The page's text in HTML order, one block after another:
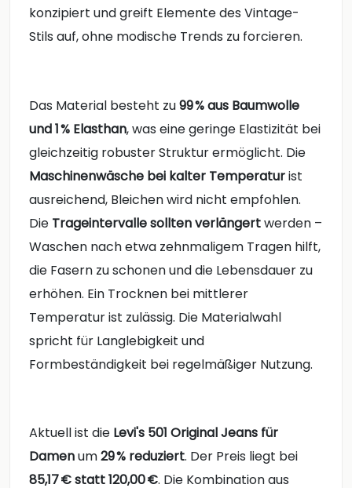
konzipiert und greift Elemente des Vintage-
Stils auf, ohne modische Trends zu forcieren.
Das Material besteht zu99 % aus Baumwolle
und 1 % Elasthan, was eine geringe Elastizität bei
gleichzeitig robuster Struktur ermöglicht. Die
Maschinenwäsche bei kalter Temperaturist
ausreichend, Bleichen wird nicht empfohlen.
Die Trageintervalle sollten verlängertwerden –
Waschen nach etwa zehnmaligem Tragen hilft,
die Fasern zu schonen und die Lebensdauer zu
erhöhen. Ein Trocknen bei mittlerer
Temperatur ist zulässig. Die Materialwahl
spricht für Langlebigkeit und
Formbeständigkeit bei regelmäßiger Nutzung.
Aktuell ist die Levi's 501 Original Jeans für
Damenum29 % reduziert. Der Preis liegt bei
85,17 € statt 120,00 €. Die Kombination aus